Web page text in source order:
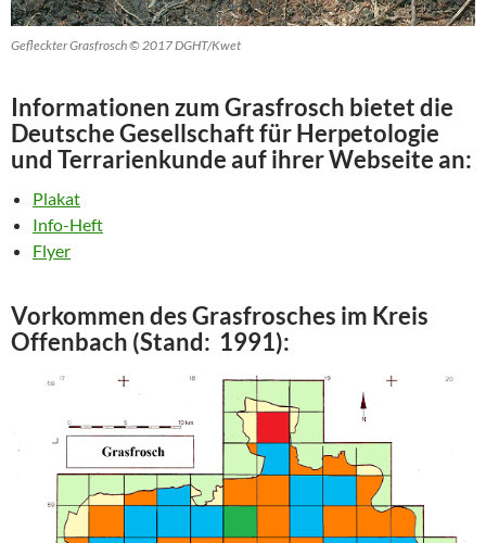
Gefleckter Grasfrosch © 2017 DGHT/Kwet
Informationen zum Grasfrosch bietet die
Deutsche Gesellschaft für Herpetologie
und Terrarienkunde auf ihrer Webseite an:
Plakat
Info-Heft
Flyer
Vorkommen des Grasfrosches im Kreis
Offenbach (Stand: 1991):